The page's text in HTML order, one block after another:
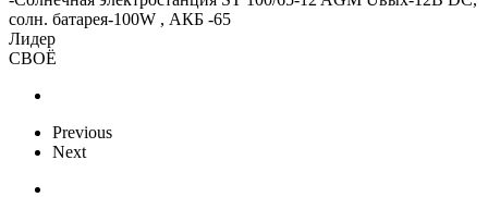
солн. батарея-100W , АКБ -65
Лидер
СВОЁ
Previous
Next